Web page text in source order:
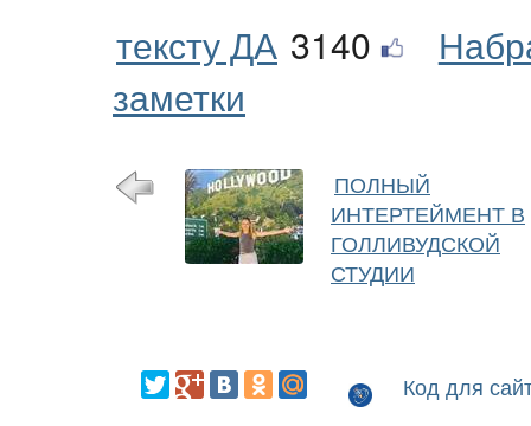
тексту ДА 3140
заметки
ПОЛНЫЙ
ИНТЕРТЕЙМЕНТ В
ГОЛЛИВУДСКОЙ
СТУДИИ
Код для